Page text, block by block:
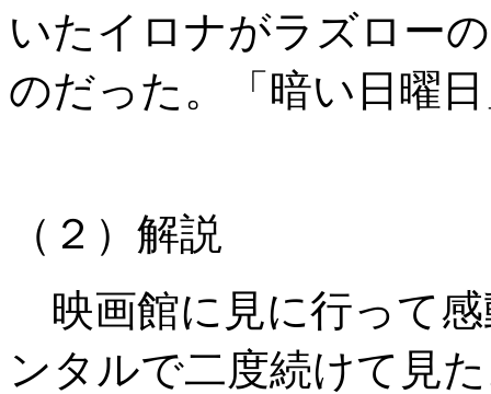
いたイロナがラズロー
のだった。「暗い日曜
（２）解説
映画館に見に行って
ンタルで二度続けて見